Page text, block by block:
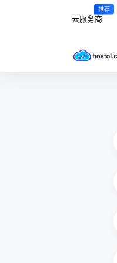
云服务商
推荐